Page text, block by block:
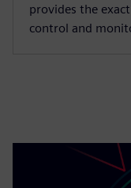
provides the
control and